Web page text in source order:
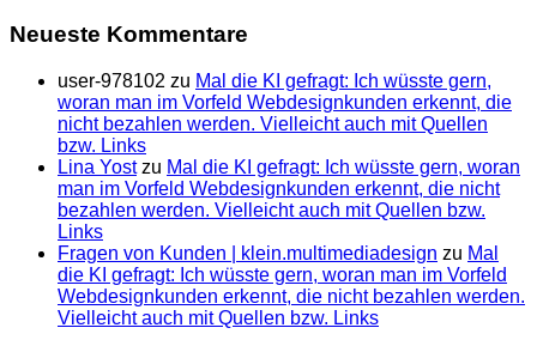
Neueste Kommentare
user-978102 zu Mal die KI gefragt: Ich wüsste gern,
woran man im Vorfeld Webdesignkunden erkennt, die
nicht bezahlen werden. Vielleicht auch mit Quellen
bzw. Links
Lina Yostzu Mal die KI gefragt: Ich wüsste gern, woran
man im Vorfeld Webdesignkunden erkennt, die nicht
bezahlen werden. Vielleicht auch mit Quellen bzw.
Links
Fragen von Kunden | klein.multimedia­design zu Mal
die KI gefragt: Ich wüsste gern, woran man im Vorfeld
Webdesignkunden erkennt, die nicht bezahlen werden.
Vielleicht auch mit Quellen bzw. Links